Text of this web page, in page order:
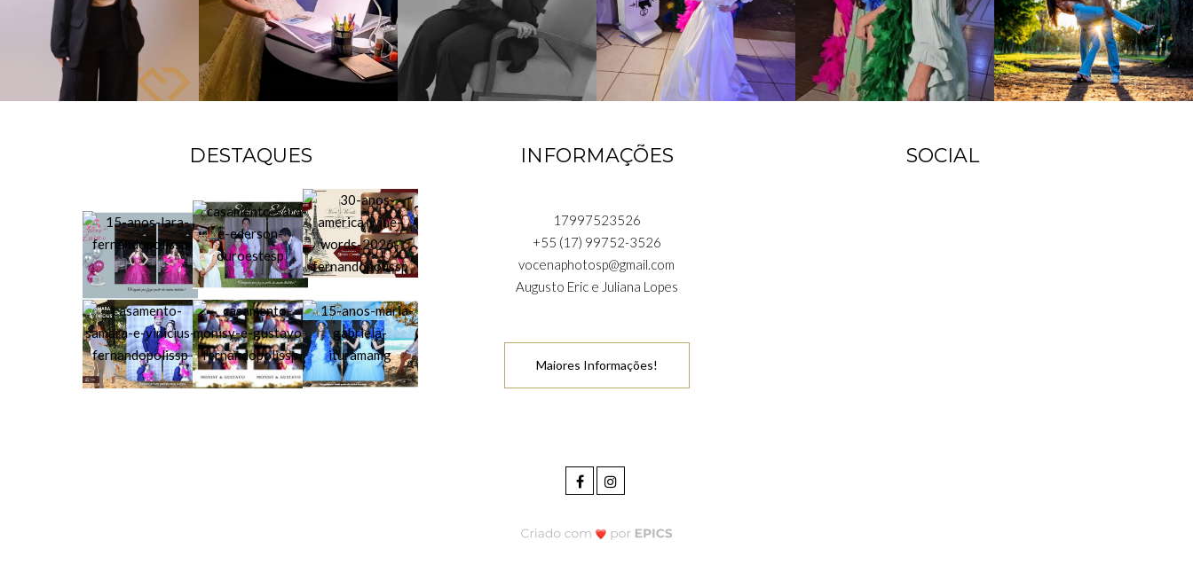
DESTAQUES INFORMAÇÕES
17997523526
+55 (17) 99752-3526
vocenaphotosp@gmail.com
Augusto Eric e Juliana Lopes
Maiores Informações!
SOCIAL